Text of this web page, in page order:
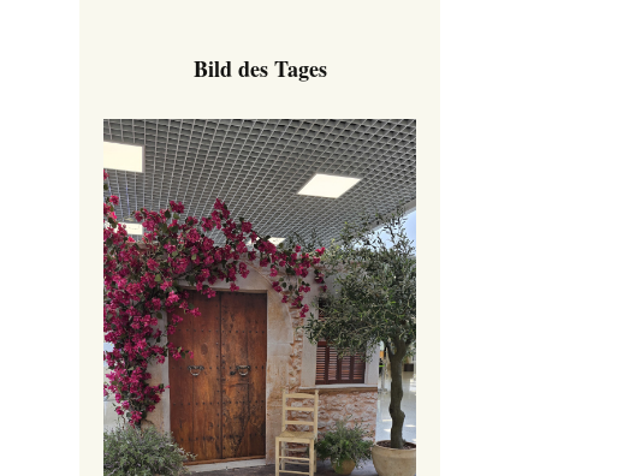
Bild des Tages